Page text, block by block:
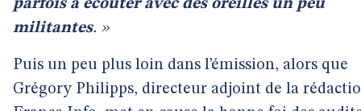
parfois à écouter avec des oreilles un peu
militantes. »
Puis un peu plus loin dans l’émission, alors que
Grégory Philipps, directeur adjoint de la